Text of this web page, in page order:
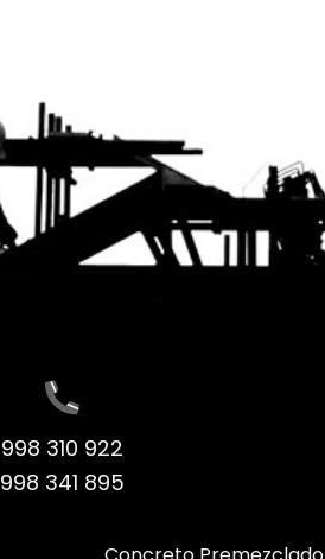
998 310 922
998 341 895